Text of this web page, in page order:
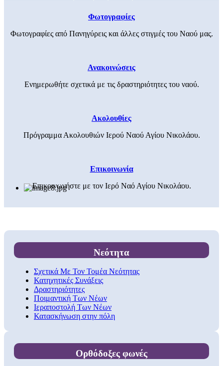
Φωτογραφίες
Φωτογραφίες από Πανηγύρεις και άλλες στιγμές του Ναού μας.
Ανακοινώσεις
Ενημερωθήτε σχετικά με τις δραστηριότητες του ναού.
Ακολουθίες
Πρόγραμμα Ακολουθιών Ιερού Ναού Αγίου Νικολάου.
Επικοινωνία
Επικοινωνήστε με τον Ιερό Ναό Αγίου Νικολάου.
Νεότητα
Σχετικά Με Τον Τομέα Νεότητας
Κατηχητικές Συνάξεις
Δραστηριότητες
Ποιμαντική Των Νέων
Ιεραποστολή Των Νέων
Κατασκήνωση στην πόλη
Ορθόδοξες φωνές